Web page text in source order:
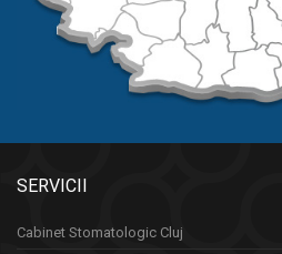
SERVICII
Cabinet Stomatologic Cluj